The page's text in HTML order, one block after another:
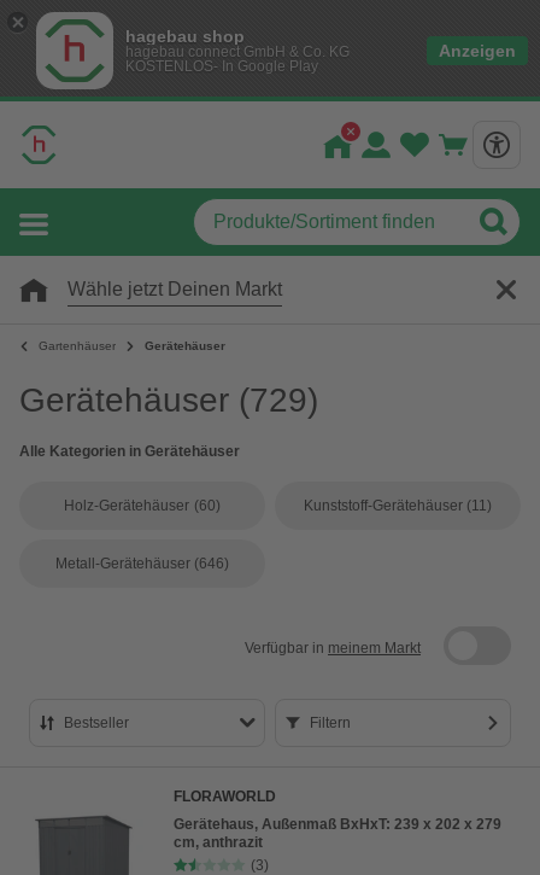
hagebau shop
hagebau connect GmbH & Co. KG
KOSTENLOS- In Google Play
Anzeigen
Wähle jetzt Deinen Markt
Gartenhäuser Gerätehäuser
Gerätehäuser (729)
Alle Kategorien in Gerätehäuser
Holz-Gerätehäuser (60) Kunststoff-Gerätehäuser (11)
Metall-Gerätehäuser (646)
Verfügbar in meinem Markt
Bestseller
Preis aufsteigend
Preis absteigend
Filtern
FLORAWORLD
Gerätehaus, Außenmaß BxHxT: 239 x 202 x 279
cm, anthrazit
(3)